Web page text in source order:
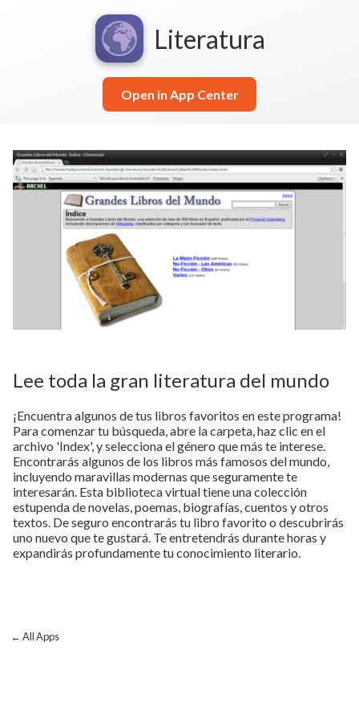
Literatura
Open in App Center
Lee toda la gran literatura del mundo
¡Encuentra algunos de tus libros favoritos en este programa!
Para comenzar tu búsqueda, abre la carpeta, haz clic en el
archivo 'Index', y selecciona el género que más te interese.
Encontrarás algunos de los libros más famosos del mundo,
incluyendo maravillas modernas que seguramente te
interesarán. Esta biblioteca virtual tiene una colección
estupenda de novelas, poemas, biografías, cuentos y otros
textos. De seguro encontrarás tu libro favorito o descubrirás
uno nuevo que te gustará. Te entretendrás durante horas y
expandirás profundamente tu conocimiento literario.
← All Apps